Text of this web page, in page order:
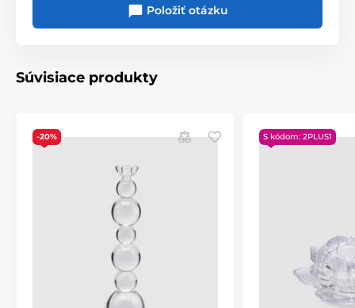
Položiť otázku
Súvisiace produkty
-20% S kódom: 2PLUS1